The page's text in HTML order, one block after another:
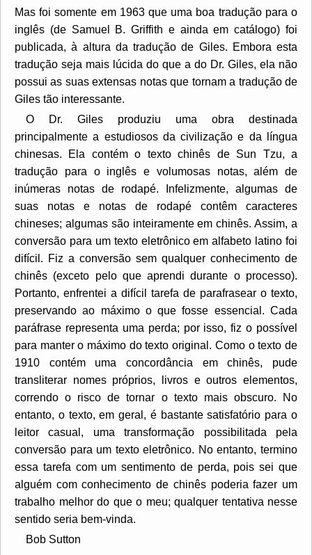
Mas foi somente em 1963 que uma boa tradução para o
inglês (de Samuel B. Griffith e ainda em catálogo) foi
publicada, à altura da tradução de Giles. Embora esta
tradução seja mais lúcida do que a do Dr. Giles, ela não
possui as suas extensas notas que tornam a tradução de
Giles tão interessante.
O Dr. Giles produziu uma obra destinada
principalmente a estudiosos da civilização e da língua
chinesas. Ela contém o texto chinês de Sun Tzu, a
tradução para o inglês e volumosas notas, além de
inúmeras notas de rodapé. Infelizmente, algumas de
suas notas e notas de rodapé contêm caracteres
chineses; algumas são inteiramente em chinês. Assim, a
conversão para um texto eletrônico em alfabeto latino foi
difícil. Fiz a conversão sem qualquer conhecimento de
chinês (exceto pelo que aprendi durante o processo).
Portanto, enfrentei a difícil tarefa de parafrasear o texto,
preservando ao máximo o que fosse essencial. Cada
paráfrase representa uma perda; por isso, fiz o possível
para manter o máximo do texto original. Como o texto de
1910 contém uma concordância em chinês, pude
transliterar nomes próprios, livros e outros elementos,
correndo o risco de tornar o texto mais obscuro. No
entanto, o texto, em geral, é bastante satisfatório para o
leitor casual, uma transformação possibilitada pela
conversão para um texto eletrônico. No entanto, termino
essa tarefa com um sentimento de perda, pois sei que
alguém com conhecimento de chinês poderia fazer um
trabalho melhor do que o meu; qualquer tentativa nesse
sentido seria bem-vinda.
Bob Sutton